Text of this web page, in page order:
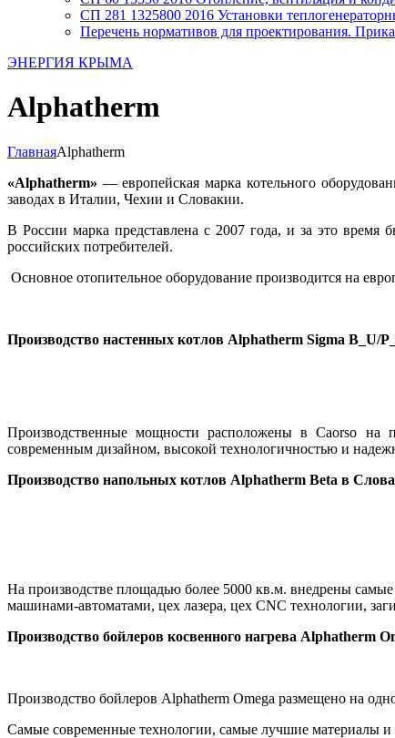
СП 281 1325800 2016 Установки
Перечень нормативов для проектирования.
ЭНЕРГИЯ КРЫМА
Alphatherm
ГлавнаяAlphatherm
«Alphatherm» — европейская марка котельного
заводах в Италии, Чехии и Словакии.
В России марка представлена с 2007 года, и за это время
российских потребителей.
Основное отопительное оборудование производится на
Производство настенных котлов Alphatherm Sigma B_U/
Производственные мощности расположены в Caorso на
современным дизайном, высокой технологичностью и
Производство напольных котлов Alphatherm Beta в
На производстве площадью более 5000 кв.м. внедрены
машинами-автоматами, цех лазера, цех CNC технологии,
Производство бойлеров косвенного нагрева Alphatherm
Производство бойлеров Alphatherm Оmega размещено на
Самые современные технологии, самые лучшие материалы и